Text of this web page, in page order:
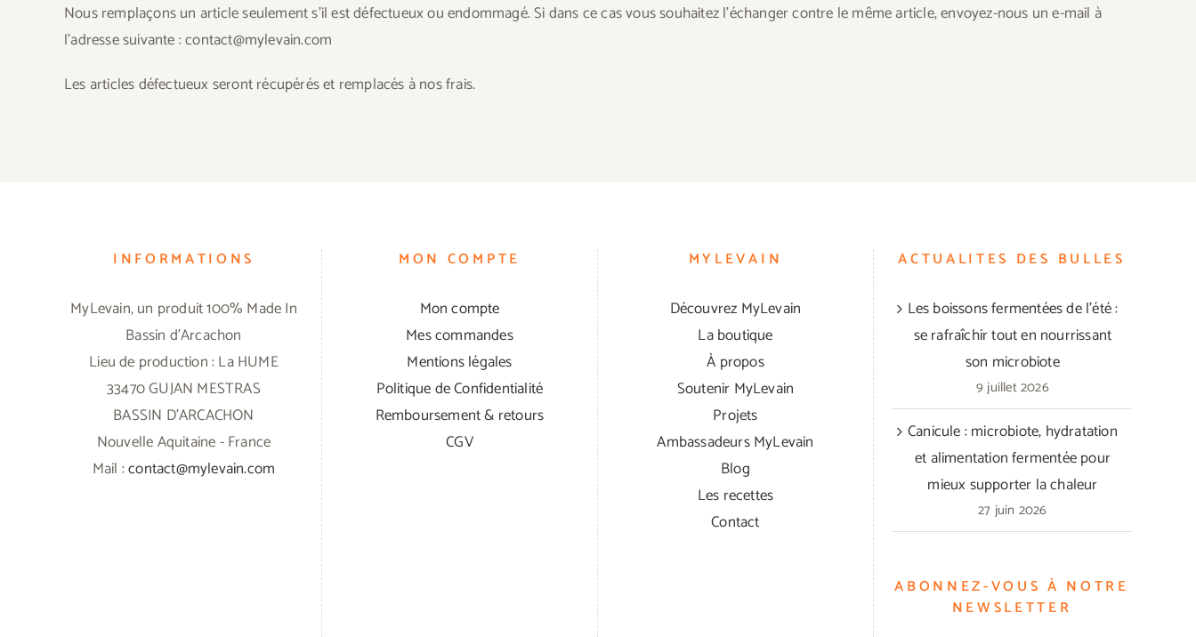
Nous remplaçons un article seulement s’il est défectueux ou endommagé. Si dans ce cas vous souhaitez l’échanger contre le même article, envoyez-nous un e-mail à
l’adresse suivante : contact@mylevain.com
Les articles défectueux seront récupérés et remplacés à nos frais.
INFORMATIONS
MyLevain, un produit 100% Made In
Bassin d'Arcachon
Lieu de production : La HUME
33470 GUJAN MESTRAS
BASSIN D'ARCACHON
Nouvelle Aquitaine - France
Mail :contact@mylevain.com
MON COMPTE
Mon compte
Mes commandes
Mentions légales
Politique de Confidentialité
Remboursement & retours
CGV
MYLEVAIN
Découvrez MyLevain
La boutique
À propos
Soutenir MyLevain
Projets
Ambassadeurs MyLevain
Blog
Les recettes
Contact
ACTUALITES DES BULLES
Les boissons fermentées de l’été :
se rafraîchir tout en nourrissant
son microbiote
9 juillet 2026
Canicule : microbiote, hydratation
et alimentation fermentée pour
mieux supporter la chaleur
27 juin 2026
ABONNEZ-VOUS À NOTRE
NEWSLETTER